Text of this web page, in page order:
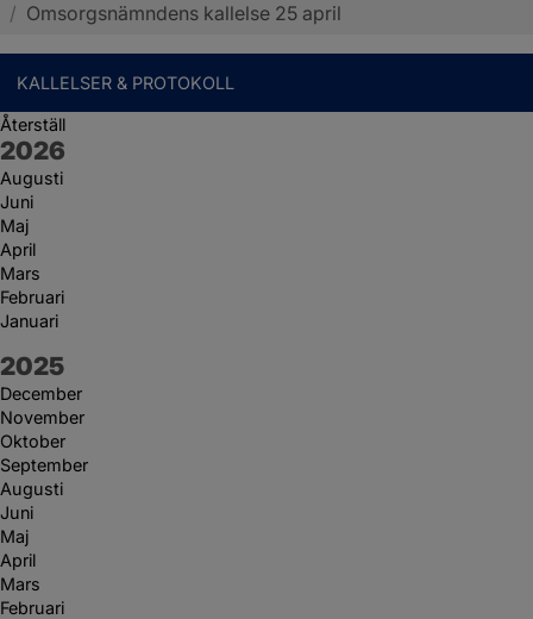
/ Omsorgsnämndens kallelse 25 april
KALLELSER & PROTOKOLL
Återställ
År:
2026
Augusti
Juni
Maj
April
Mars
Februari
Januari
År:
2025
December
November
Oktober
September
Augusti
Juni
Maj
April
Mars
Februari